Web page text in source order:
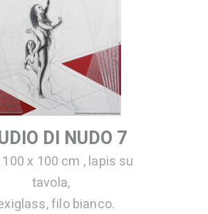
DI NUDO 7
x 100 cm , lapis su
tavola,
filo bianco.